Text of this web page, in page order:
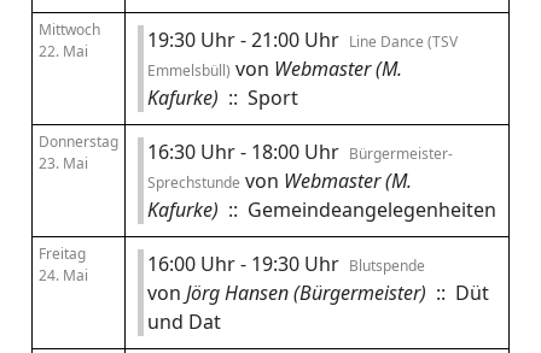
Mittwoch
22. Mai
19:30 Uhr - 21:00 Uhr Line Dance (TSV
Emmelsbüll) von Webmaster (M.
Kafurke) :: Sport
Donnerstag
23. Mai
16:30 Uhr - 18:00 Uhr Bürgermeister-
Sprechstunde von Webmaster (M.
Kafurke) :: Gemeindeangelegenheiten
Freitag
24. Mai
16:00 Uhr - 19:30 Uhr Blutspende
von Jörg Hansen (Bürgermeister) :: Düt
und Dat